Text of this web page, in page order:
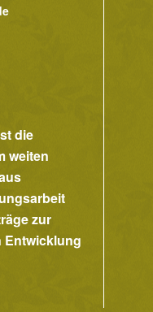
die
weiten
zur
Entwicklung